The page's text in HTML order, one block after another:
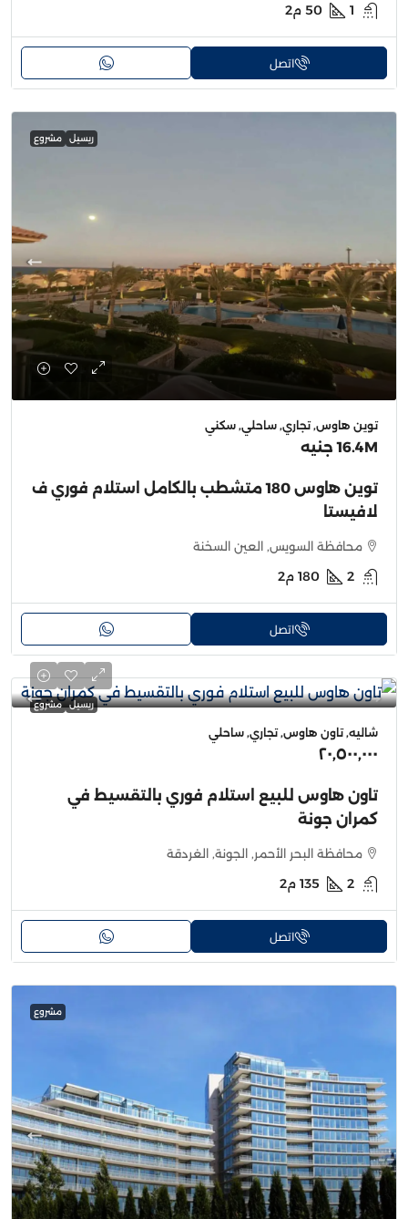
1
50 م2
اتصل
ريسيل مشروع
توين هاوس, تجاري, ساحلي, سكني
16.4M جنيه
توين هاوس 180 متشطب بالكامل استلام فوري ف
لافيستا
محافظة السويس, العين السخنة
2
180 م2
اتصل
ريسيل مشروع
شاليه, تاون هاوس, تجاري, ساحلي
٢٠٬٥٠٠٬٠٠٠
تاون هاوس للبيع استلام فوري بالتقسيط في
كمران جونة
محافظة البحر الأحمر, الجونة, الغردقة
2
135 م2
اتصل
مشروع